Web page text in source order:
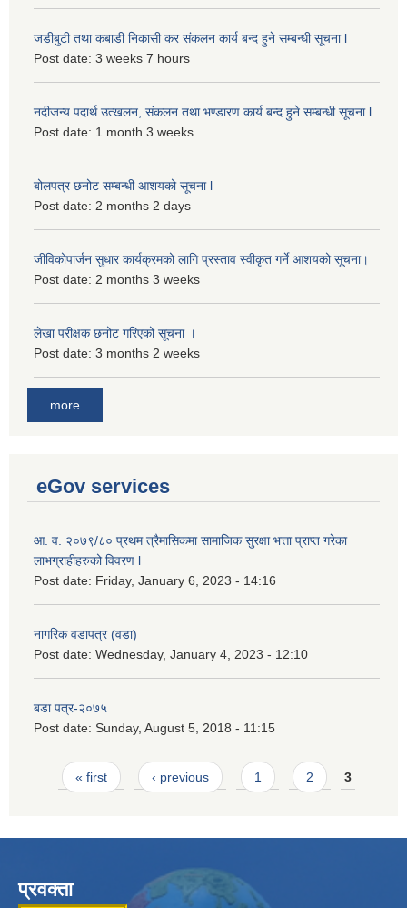
जडीबुटी तथा कबाडी निकासी कर संकलन कार्य बन्द हुने सम्बन्धी सूचना l
Post date: 3 weeks 7 hours
नदीजन्य पदार्थ उत्खलन, संकलन तथा भण्डारण कार्य बन्द हुने सम्बन्धी सूचना l
Post date: 1 month 3 weeks
बोलपत्र छनोट सम्बन्धी आशयको सूचना l
Post date: 2 months 2 days
जीविकोपार्जन सुधार कार्यक्रमको लागि प्रस्ताव स्वीकृत गर्ने आशयको सूचना।
Post date: 2 months 3 weeks
लेखा परीक्षक छनोट गरिएको सूचना ।
Post date: 3 months 2 weeks
more
eGov services
आ. व. २०७९/८० प्रथम त्रैमासिकमा सामाजिक सुरक्षा भत्ता प्राप्त गरेका
लाभग्राहीहरुको विवरण l
Post date: Friday, January 6, 2023 - 14:16
नागरिक वडापत्र (वडा)
Post date: Wednesday, January 4, 2023 - 12:10
बडा पत्र-२०७५
Post date: Sunday, August 5, 2018 - 11:15
Pages
« first ‹ previous 1 2 3
प्रवक्ता